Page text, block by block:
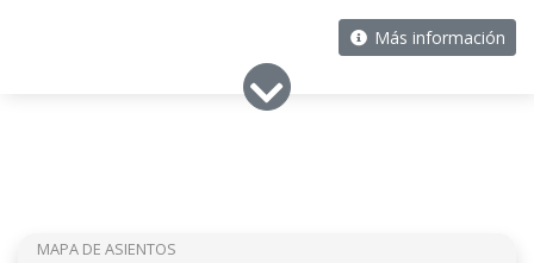
Más información
MAPA DE ASIENTOS